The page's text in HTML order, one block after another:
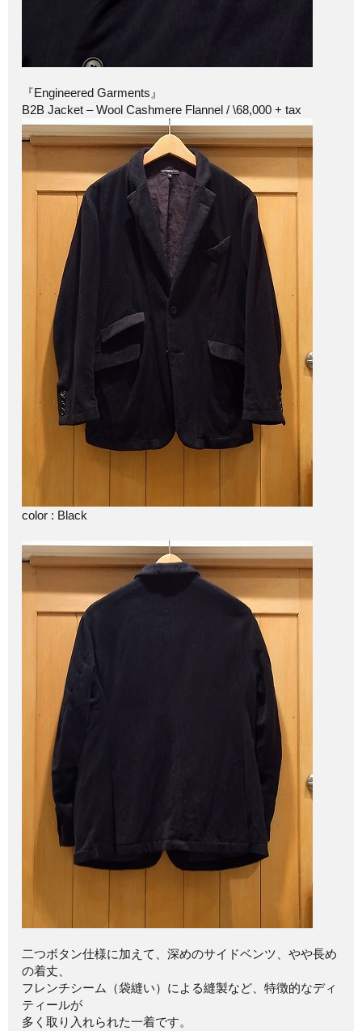
『Engineered Garments』
B2B Jacket – Wool Cashmere Flannel / \68,000 + tax
color : Black
二つボタン仕様に加えて、深めのサイドベンツ、やや長め
の着丈、
フレンチシーム（袋縫い）による縫製など、特徴的なディ
ティールが
多く取り入れられた一着です。